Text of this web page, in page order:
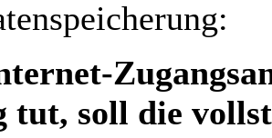
soll die